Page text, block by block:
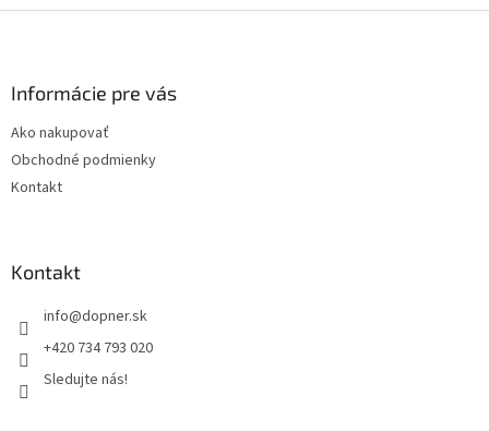
Informácie pre vás
Ako nakupovať
Obchodné podmienky
Kontakt
Kontakt
info@dopner.sk
+420 734 793 020
Sledujte nás!